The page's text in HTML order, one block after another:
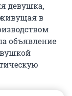
девушка,
живущая в
объявление